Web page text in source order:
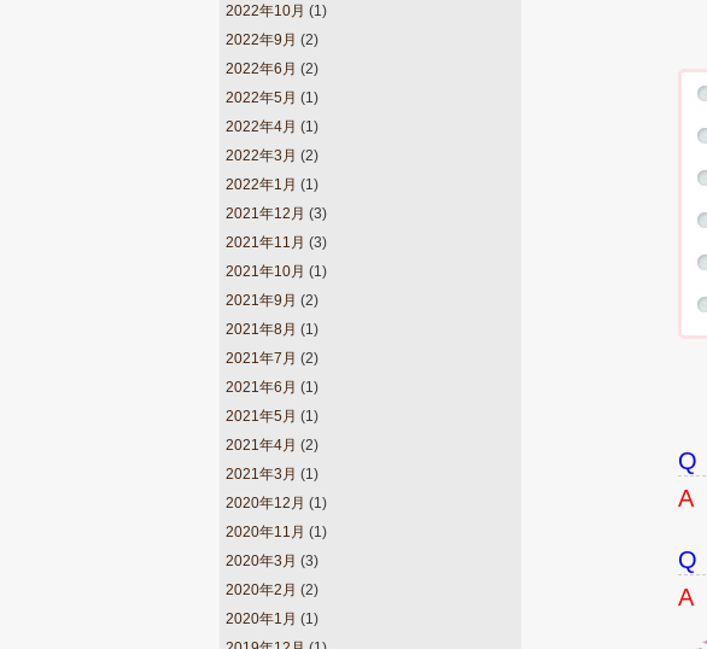
2022年10月 (1)
2022年9月 (2)
2022年6月 (2)
2022年5月 (1)
2022年4月 (1)
2022年3月 (2)
2022年1月 (1)
2021年12月 (3)
2021年11月 (3)
2021年10月 (1)
2021年9月 (2)
2021年8月 (1)
2021年7月 (2)
2021年6月 (1)
2021年5月 (1)
2021年4月 (2)
2021年3月 (1)
2020年12月 (1)
2020年11月 (1)
2020年3月 (3)
2020年2月 (2)
2020年1月 (1)